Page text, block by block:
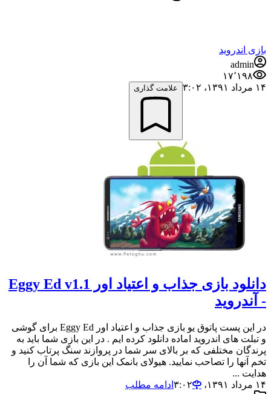
بازی اندروید
admin
۱۷٬۱۹۸
۱۴ مرداد ۱۳۹۱،‏ ۳:۰۲
علامت گذاری
دانلود بازی جذاب و اعتیاد اور Eggy Ed v1.1
- آندروید
در این پست پاتوق یو بازی جذاب و اعتیاد اور Eggy Ed برای گوشی
و تبلت های اندروید اماده دانلود کرده ایم . در این بازی شما باید به
پرندگان مختلفی که بر بالای سر شما در پروازند سنگ پرتاب کنید و
تخم آنها را تصاحب نمایید. هیولای بانمک این بازی که شما آن را
هدایت ...
۱۴ مرداد ۱۳۹۱،‏ ۳:۰۲
ادامه مطلب